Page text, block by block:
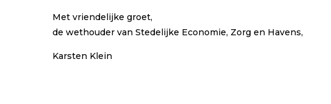
Met vriendelijke groet,
de wethouder van Stedelijke Economie, Zorg en Havens,
Karsten Klein